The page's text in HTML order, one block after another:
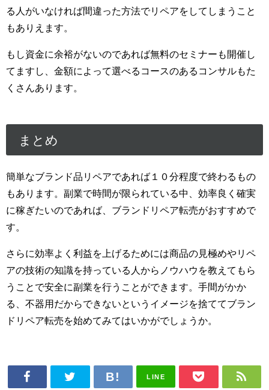
る人がいなければ間違った方法でリペアをしてしまうこと
もありえます。
もし資金に余裕がないのであれば無料のセミナーも開催し
てますし、金額によって選べるコースのあるコンサルもた
くさんあります。
まとめ
簡単なブランド品リペアであれば１０分程度で終わるもの
もあります。副業で時間が限られている中、効率良く確実
に稼ぎたいのであれば、ブランドリペア転売がおすすめで
す。
さらに効率よく利益を上げるためには商品の見極めやリペ
アの技術の知識を持っている人からノウハウを教えてもら
うことで安全に副業を行うことができます。手間がかか
る、不器用だからできないというイメージを捨ててブラン
ドリペア転売を始めてみてはいかがでしょうか。
LINE